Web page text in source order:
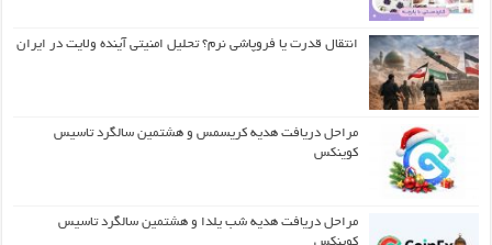
انتقال قدرت یا فروپاشی نرم؟ تحلیل امنیتی آینده ولایت در ایران
مراحل دریافت هدیه کریسمس و هشتمین سالگرد تاسیس
کوینکس
مراحل دریافت هدیه شب یلدا و هشتمین سالگرد تاسیس